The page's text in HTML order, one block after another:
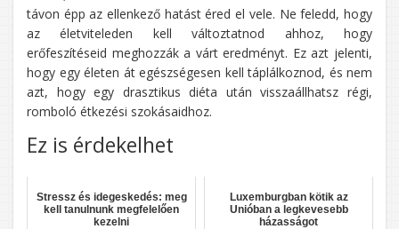
távon épp az ellenkező hatást éred el vele. Ne feledd, hogy
az életviteleden kell változtatnod ahhoz, hogy
erőfeszítéseid meghozzák a várt eredményt. Ez azt jelenti,
hogy egy életen át egészségesen kell táplálkoznod, és nem
azt, hogy egy drasztikus diéta után visszaállhatsz régi,
romboló étkezési szokásaidhoz.
Ez is érdekelhet
Stressz és idegeskedés: meg
kell tanulnunk megfelelően
kezelni
Luxemburgban kötik az
Unióban a legkevesebb
házasságot